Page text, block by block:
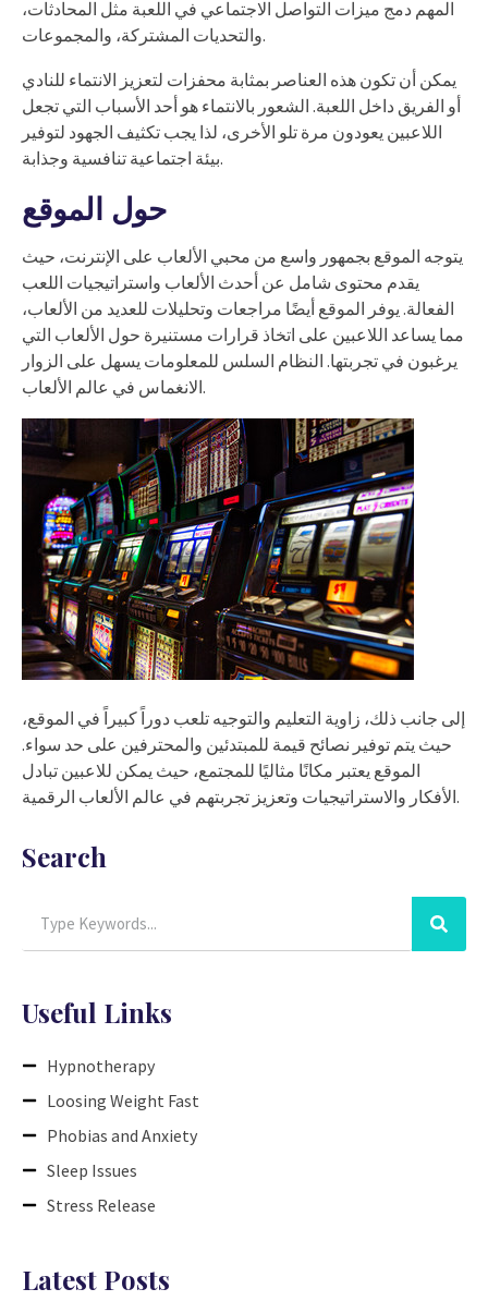
المهم دمج ميزات التواصل الاجتماعي في اللعبة مثل المحادثات،
والتحديات المشتركة، والمجموعات.
يمكن أن تكون هذه العناصر بمثابة محفزات لتعزيز الانتماء للنادي
أو الفريق داخل اللعبة. الشعور بالانتماء هو أحد الأسباب التي تجعل
اللاعبين يعودون مرة تلو الأخرى، لذا يجب تكثيف الجهود لتوفير
بيئة اجتماعية تنافسية وجذابة.
حول الموقع
يتوجه الموقع بجمهور واسع من محبي الألعاب على الإنترنت، حيث
يقدم محتوى شامل عن أحدث الألعاب واستراتيجيات اللعب
الفعالة. يوفر الموقع أيضًا مراجعات وتحليلات للعديد من الألعاب،
مما يساعد اللاعبين على اتخاذ قرارات مستنيرة حول الألعاب التي
يرغبون في تجربتها. النظام السلس للمعلومات يسهل على الزوار
الانغماس في عالم الألعاب.
إلى جانب ذلك، زاوية التعليم والتوجيه تلعب دوراً كبيراً في الموقع،
حيث يتم توفير نصائح قيمة للمبتدئين والمحترفين على حد سواء.
الموقع يعتبر مكانًا مثاليًا للمجتمع، حيث يمكن للاعبين تبادل
الأفكار والاستراتيجيات وتعزيز تجربتهم في عالم الألعاب الرقمية.
Search
Useful Links
Hypnotherapy
Loosing Weight Fast
Phobias and Anxiety
Sleep Issues
Stress Release
Latest Posts